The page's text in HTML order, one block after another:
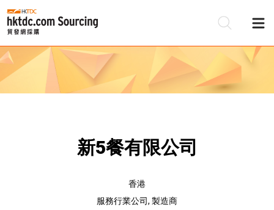
新5餐有限公司
香港
服務行業公司, 製造商